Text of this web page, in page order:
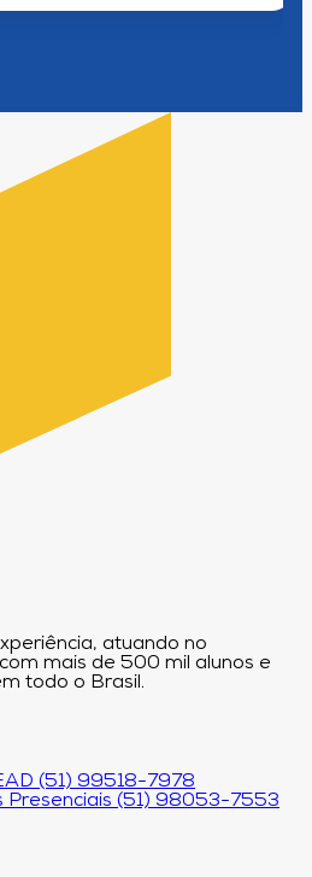
atuando no
mais de 500 mil alunos e
todo o Brasil.
(51) 99518-7978
Presenciais (51) 98053-7553